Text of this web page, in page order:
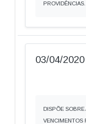
PROVIDÊNCIAS.
03/04/
DISPÕE
VENCIMENTOS